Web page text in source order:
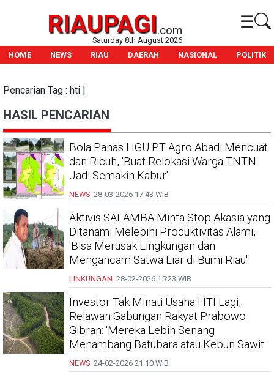
RIAUPAGI.com ☰
Saturday 8th August 2026
HOME
NEWS RIAU DAERAH NASIONAL POLITIK
Pencarian Tag : hti |
HASIL PENCARIAN
Bola Panas HGU PT Agro Abadi Mencuat
dan Ricuh, 'Buat Relokasi Warga TNTN
Jadi Semakin Kabur'
NEWS 28-03-2026 17:43 WIB
Aktivis SALAMBA Minta Stop Akasia yang
Ditanami Melebihi Produktivitas Alami,
'Bisa Merusak Lingkungan dan
Mengancam Satwa Liar di Bumi Riau'
LINKUNGAN 28-02-2026 15:23 WIB
Investor Tak Minati Usaha HTI Lagi,
Relawan Gabungan Rakyat Prabowo
Gibran: 'Mereka Lebih Senang
Menambang Batubara atau Kebun Sawit'
NEWS 24-02-2026 21:10 WIB